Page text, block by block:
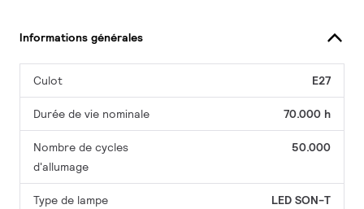
Informations générales
Culot E27
Durée de vie nominale 70.000 h
Nombre de cycles
d'allumage
50.000
Type de lampe LED SON-T